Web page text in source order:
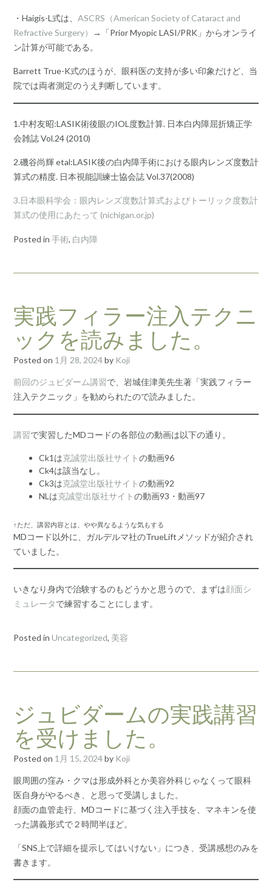
・Haigis-L式は、 ASCRS（American Society of Cataract and
Refractive Surgery）
→「Prior Myopic LASI/PRK」からオンライ
ン計算が可能である。
Barrett True-K式のほうが、眼科医の支持が多い印象だけど、当
院では両者測定のうえ判断しています。
1.中村友昭:LASIK術後眼のIOL度数計算. 日本白内障屈折矯正学
会雑誌 Vol.24 (2010)
2.磯谷尚輝 etal:LASIK後の白内障手術における眼内レンズ度数計
算式の精度. 日本視能訓練士協会誌 Vol.37(2008)
3.日本眼科学会：眼内レンズ度数計算式およびトーリック度数計
算式の使用にあたって (nichigan.or.jp)
Posted in 手術, 白内障
実践フィラー注入テクニ
ックを読みました。
Posted on 1月 28, 2024by Koji
前回のジュビダーム講習で、岩城佳津美先生著「実践フィラー
注入テクニック」を勧められたので読みました。
講習で実習したMDコードの各部位の動画は以下の通り。
Ck1は克誠堂出版社サイトの動画96
Ck4は該当なし。
Ck3は克誠堂出版社サイトの動画92
NLは克誠堂出版社サイトの動画93・動画97
↑ただ、講習内容とは、やや異なるような気もする
MDコード以外に、ガルデルマ社のTrueLiftメソッドが紹介され
ていました。
いきなり身内で治験するのもどうかと思うので、まずは顔面シ
ミュレータで練習することにします。
Posted in Uncategorized, 美容
ジュビダームの実践講習
を受けました。
Posted on 1月 15, 2024by Koji
眼周囲の窪み・クマは形成外科とか美容外科じゃなくって眼科
医自身がやるべき、と思って受講しました。
顔面の血管走行、MDコードに基づく注入手技を、マネキンを使
った講義形式で２時間半ほど。
「SNS上で詳細を提示してはいけない」につき、受講感想のみを
書きます。